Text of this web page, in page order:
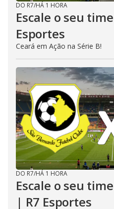
DO R7/HÁ 1 HORA
Escale o seu
Esportes
Ceará em Ação na Série B!
DO R7/HÁ 1 HORA
Escale o seu
| R7 Esportes